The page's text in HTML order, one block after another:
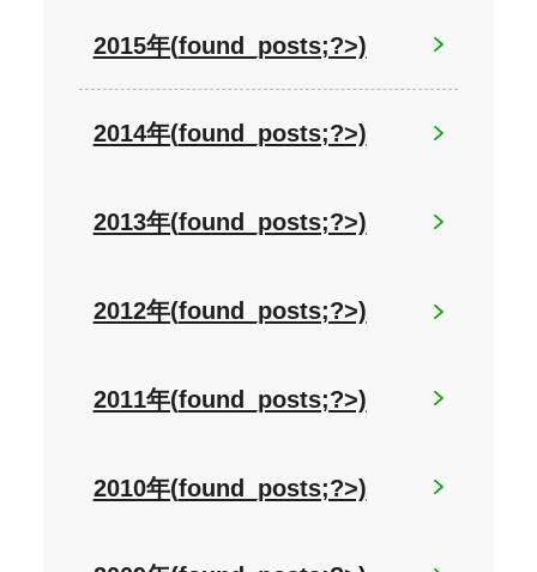
2015年(found_posts;?>)
2014年(found_posts;?>)
2013年(found_posts;?>)
2012年(found_posts;?>)
2011年(found_posts;?>)
2010年(found_posts;?>)